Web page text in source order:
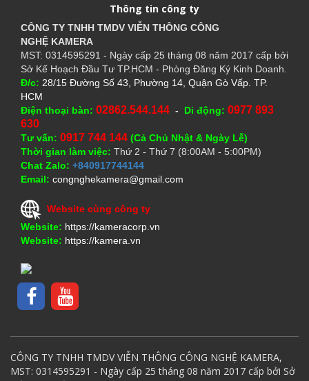
Thông tin công ty
CÔNG TY TNHH TMDV VIỄN THÔNG CÔNG
NGHỆ KAMERA
MST: 0314595291 - Ngày cấp 25 tháng 08 năm 2017 cấp bởi
Sở Kế Hoạch Đầu Tư TP.HCM - Phòng Đăng Ký Kinh Doanh.
Đ/c: 28/15 Đường Số 43, Phường 14, Quận Gò Vấp. TP.
HCM
Điện thoại bàn: 02862.544.144 - Di động: 0977 893
630
Tư vấn: 0917 744 144 (Cả Chủ Nhật & Ngày Lễ)
Thời gian làm việc: Thứ 2 - Thứ 7 (8:00AM - 5:00PM)
Chat Zalo: +840917744144
Email: congnghekamera@gmail.com
Website cùng công ty
Website: https://kameracorp.vn
Website: https://kamera.vn
CÔNG TY TNHH TMDV VIỄN THÔNG CÔNG NGHỆ KAMERA,
MST: 0314595291 - Ngày cấp 25 tháng 08 năm 2017 cấp bởi Sở